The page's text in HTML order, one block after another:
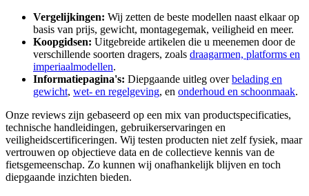
Vergelijkingen: Wij zetten de beste modellen naast elkaar op
basis van prijs, gewicht, montagegemak, veiligheid en meer.
Koopgidsen: Uitgebreide artikelen die u meenemen door de
verschillende soorten dragers, zoals draagarmen, platforms en
imperiaalmodellen.
Informatiepagina's: Diepgaande uitleg overbelading en
gewicht, wet- en regelgeving, en onderhoud en schoonmaak.
Onze reviews zijn gebaseerd op een mix van productspecificaties,
technische handleidingen, gebruikerservaringen en
veiligheidscertificeringen. Wij testen producten niet zelf fysiek, maar
vertrouwen op objectieve data en de collectieve kennis van de
fietsgemeenschap. Zo kunnen wij onafhankelijk blijven en toch
diepgaande inzichten bieden.